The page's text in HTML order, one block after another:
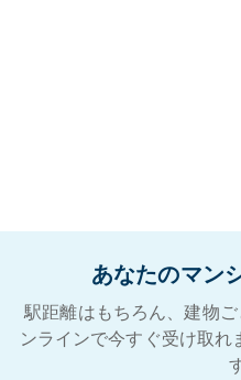
あなたのマン
駅距離はもちろん、建物
ンラインで今すぐ受け取